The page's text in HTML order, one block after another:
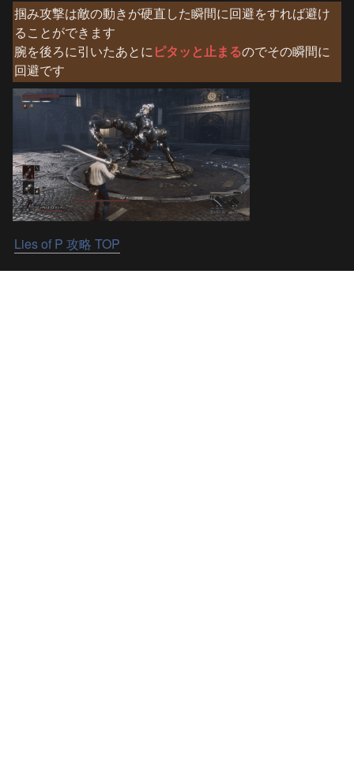
掴み攻撃は敵の動きが硬直した瞬間に回避をすれば避け
ることができます
腕を後ろに引いたあとに ピタッと止まるのでその瞬間に
回避です
Lies of P 攻略 TOP